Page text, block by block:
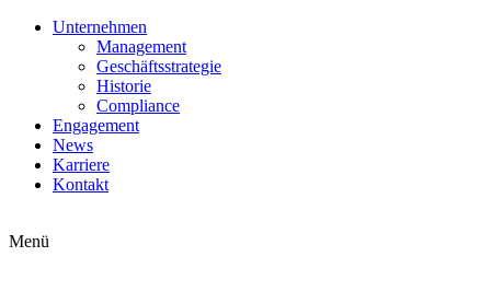
Zum
Unternehmen
Management
Geschäftsstrategie
Historie
Compliance
Engagement
News
Karriere
Kontakt
Menü